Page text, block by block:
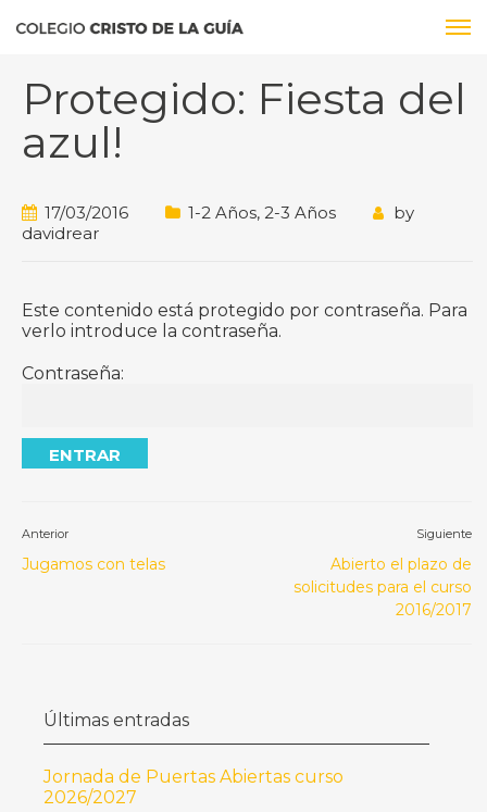
Protegido: Fiesta del
azul!
17/03/2016 1-2 Años, 2-3 Años
by
davidrear
Este contenido está protegido por contraseña. Para
verlo introduce la contraseña.
Contraseña:
Anterior
Jugamos con telas
Siguiente
Abierto el plazo de
solicitudes para el curso
2016/2017
Últimas entradas
Jornada de Puertas Abiertas curso
2026/2027